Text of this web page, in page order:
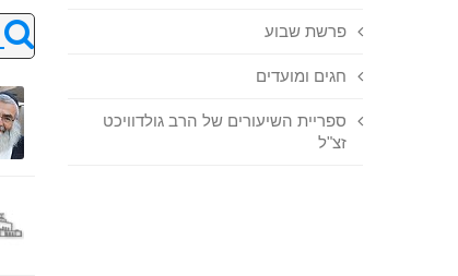
פרשת שבוע
חגים ומועדים
ספריית השיעורים של הרב גולדוויכט
זצ"ל